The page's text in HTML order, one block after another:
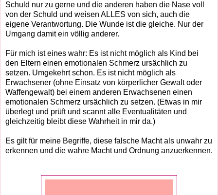
Schuld nur zu gerne und die anderen haben die Nase voll
von der Schuld und weisen ALLES von sich, auch die
eigene Verantwortung. Die Wunde ist die gleiche. Nur der
Umgang damit ein völlig anderer.
Für mich ist eines wahr: Es ist nicht möglich als Kind bei
den Eltern einen emotionalen Schmerz ursächlich zu
setzen. Umgekehrt schon. Es ist nicht möglich als
Erwachsener (ohne Einsatz von körperlicher Gewalt oder
Waffengewalt) bei einem anderen Erwachsenen einen
emotionalen Schmerz ursächlich zu setzen. (Etwas in mir
überlegt und prüft und scannt alle Eventualitäten und
gleichzeitig bleibt diese Wahrheit in mir da.)
Es gilt für meine Begriffe, diese falsche Macht als unwahr zu
erkennen und die wahre Macht und Ordnung anzuerkennen.